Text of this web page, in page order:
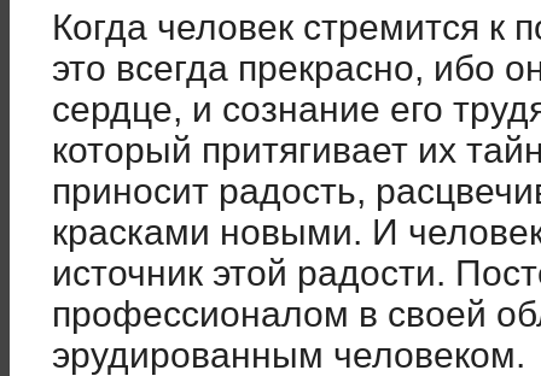
Когда человек стремится к
это всегда прекрасно, ибо
сердце, и сознание его
который притягивает их
приносит радость,
красками новыми. И
источник этой радости.
профессионалом в своей
эрудированным человеком.